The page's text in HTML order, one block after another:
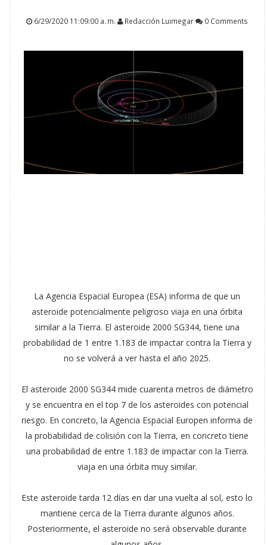
6/29/2020 11:09:00 a. m. Redacción Luimegar 0 Comments
La Agencia Espacial Europea (ESA) informa de que un
asteroide potencialmente peligroso viaja en una órbita
similar a la Tierra. El asteroide 2000 SG344, tiene una
probabilidad de 1 entre 1.183 de impactar contra la Tierra y
no se volverá a ver hasta el año 2025.
El asteroide 2000 SG344 mide cuarenta metros de diámetro
y se encuentra en el top 7 de los asteroides con potencial
riesgo. En concreto, la Agencia Espacial Europen informa de
la probabilidad de colisión con la Tierra, en concreto tiene
una probabilidad de entre 1.183 de impactar con la Tierra.
viaja en una órbita muy similar.
Este asteroide tarda 12 días en dar una vuelta al sol, esto lo
mantiene cerca de la Tierra durante algunos años.
Posteriormente, el asteroide no será observable durante